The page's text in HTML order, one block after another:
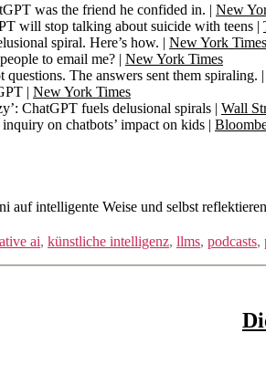
was the friend he confided in. | New
will stop talking about suicide with teens |
spiral. Here’s how. | New York Times
to email me? | New York Times
The answers sent them spiraling. |
| New York Times
ChatGPT fuels delusional spirals | Wall
on chatbots’ impact on kids |
auf intelligente Weise und selbst
ai, künstliche intelligenz, llms, podcasts,